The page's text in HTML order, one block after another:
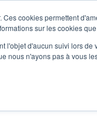
cookies permettent
sur les cookies
l'objet d'aucun suivi lors
nous n'ayons pas à vous